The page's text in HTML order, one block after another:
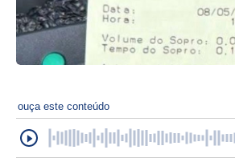
ouça este conteúdo